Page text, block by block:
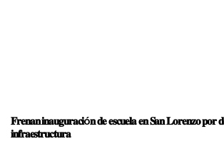
𝐅𝐫𝐞𝐧𝐚𝐧 𝐢𝐧𝐚𝐮𝐠𝐮𝐫𝐚𝐜𝐢ó𝐧 𝐝𝐞 𝐞𝐬𝐜𝐮𝐞𝐥𝐚 𝐞𝐧 𝐒𝐚𝐧 𝐋𝐨𝐫𝐞𝐧𝐳𝐨 𝐩𝐨𝐫
𝐢𝐧𝐟𝐫𝐚𝐞𝐬𝐭𝐫𝐮𝐜𝐭𝐮𝐫𝐚